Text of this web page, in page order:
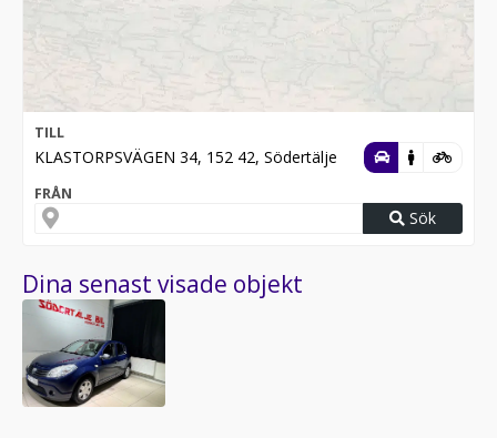
TILL
KLASTORPSVÄGEN 34, 152 42, Södertälje
FRÅN
Sök
Dina senast visade objekt